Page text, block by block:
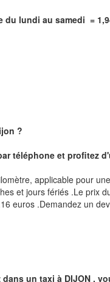
du lundi au samedi =
?
téléphone et profitez
applicable pour
et jours fériés .Le prix
euros .Demandez un
un taxi à DIJON ,